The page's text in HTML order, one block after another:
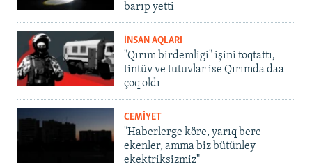
barıp yetti
İNSAN AQLARI
"Qırım birdemligi" işini toqtattı,
tintüv ve tutuvlar ise Qırımda daa
çoq oldı
CEMİYET
"Haberlerge köre, yarıq bere
ekenler, amma biz bütünley
ekektriksizmiz"